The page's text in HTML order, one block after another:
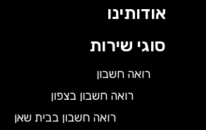
אודותינו
סוגי שירות
רואה חשבון
רואה חשבון בצפון
רואה חשבון בבית שאן